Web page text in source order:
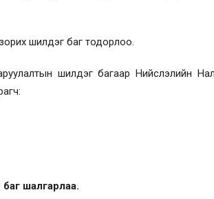
шилдэг баг тодорлоо.
шилдэг багаар Нийслэлийн
шалгарлаа.